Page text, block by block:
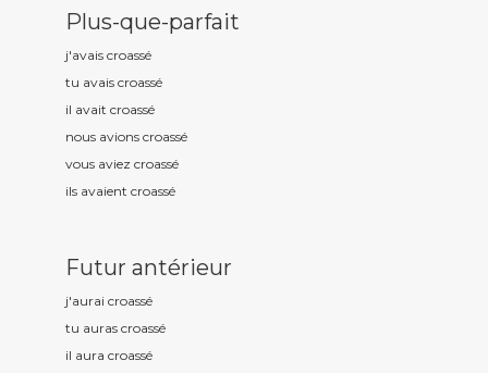
Plus-que-parfait
j'avais croassé
tu avais croassé
il avait croassé
nous avions croassé
vous aviez croassé
ils avaient croassé
Futur antérieur
j'aurai croassé
tu auras croassé
il aura croassé